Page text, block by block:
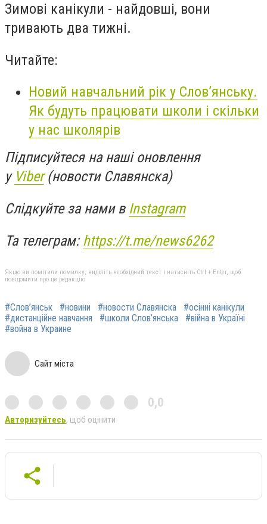
Зимові канікули - найдовші, вони
тривають два тижні.
Читайте:
Новий навчальний рік у Слов’янську.
Як будуть працювати школи і скільки
у нас школярів
Підписуйтеся на наші оновлення
у Viber(новости Славянска)
Слідкуйте за нами в Instagram
Та телеграм: https://t.me/news6262
Якщо ви помітили помилку, виділіть необхідний текст і натисніть Ctrl + Enter, щоб
повідомити про це редакцію
#Слов’янськ #новини #новости Славянска
#осінні канікули
#дистанційне навчання
#школи Слов’янська
#війна в Україні
#война в Украине
Сайт міста
0,0
Авторизуйтесь, щоб оцінити